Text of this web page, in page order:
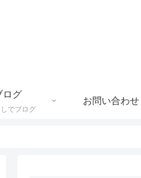
ログ
でブログ
お問い合わせ